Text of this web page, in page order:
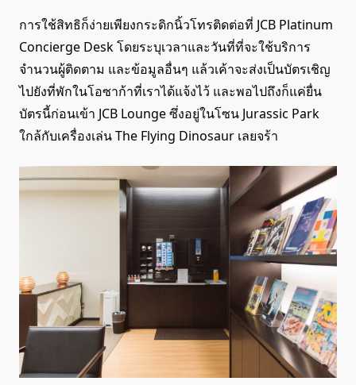
การใช้สิทธิก็ง่ายเพียงกระดิกนิ้วโทรติดต่อที่ JCB Platinum
Concierge Desk โดยระบุเวลาและวันที่ที่จะใช้บริการ
จำนวนผู้ติดตาม และข้อมูลอื่นๆ แล้วเค้าจะส่งเป็นบัตรเชิญ
ไปยังที่พักในโอซาก้าที่เราได้แจ้งไว้ และพอไปถึงก็แค่ยื่น
บัตรนี้ก่อนเข้า JCB Lounge ซึ่งอยู่ในโซน Jurassic Park
ใกล้กับเครื่องเล่น The Flying Dinosaur เลยจร้า